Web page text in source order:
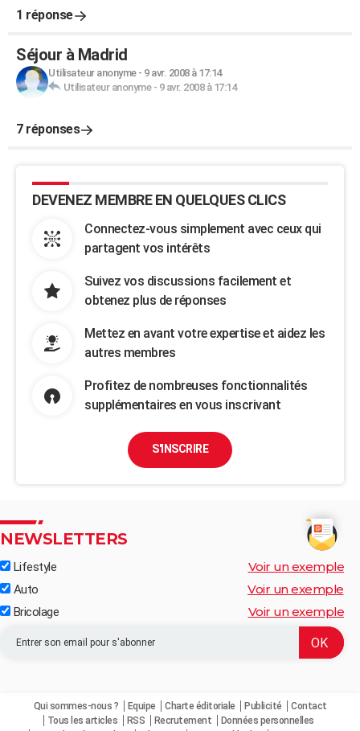
1 réponse
Séjour à Madrid
Utilisateur anonyme- 9 avr. 2008 à 17:14
Utilisateur anonyme- 9 avr. 2008 à 17:14
7 réponses
DEVENEZ MEMBRE EN QUELQUES CLICS
Connectez-vous simplement avec ceux qui
partagent vos intérêts
Suivez vos discussions facilement et
obtenez plus de réponses
Mettez en avant votre expertise et aidez les
autres membres
Profitez de nombreuses fonctionnalités
supplémentaires en vous inscrivant
S'INSCRIRE
NEWSLETTERS
Lifestyle Voir un exemple
Auto Voir un exemple
Bricolage Voir un exemple
Qui sommes-nous ? Equipe Charte éditoriale Publicité
Contact
Tous les articles
RSS Recrutement
Données personnelles